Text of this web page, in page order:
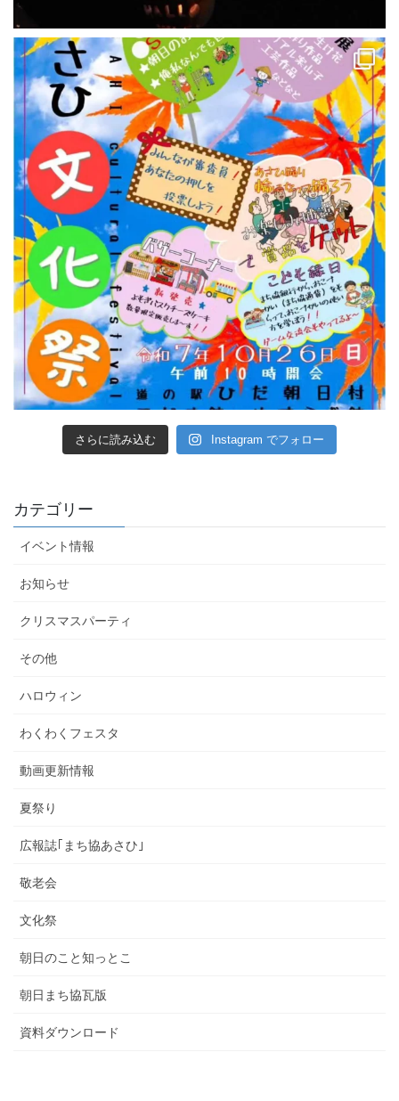
さらに読み込む Instagram でフォロー
カテゴリー
イベント情報
お知らせ
クリスマスパーティ
その他
ハロウィン
わくわくフェスタ
動画更新情報
夏祭り
広報誌｢まち協あさひ｣
敬老会
文化祭
朝日のこと知っとこ
朝日まち協瓦版
資料ダウンロード